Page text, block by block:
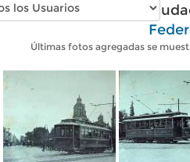
Fotos antiguas de
Últimas fotos agregadas se